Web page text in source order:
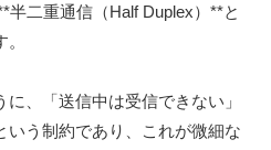
半二重通信（Half Duplex）**と
、「送信中は受信できない」
いう制約であり、これが微細な